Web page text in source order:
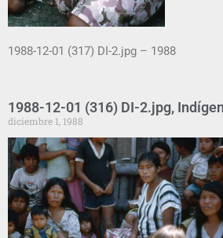
1988-12-01 (317) DI-2.jpg – 1988
1988-12-01 (316) DI-2.jpg,
diciembre 1, 1988